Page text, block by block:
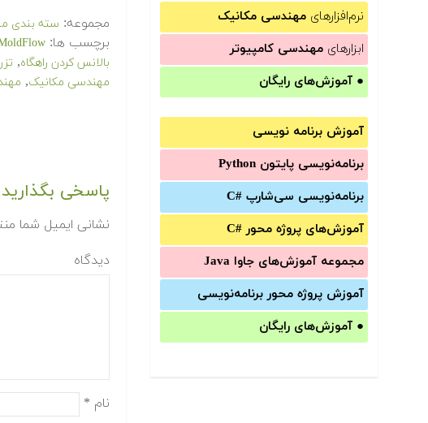
نرم‌افزارهای مهندسی مکانیک
ابزارهای مهندسی کامپیوتر
● آموزش‌های رایگان
آموزش برنامه نویسی
برنامه‌نویسی پایتون Python
برنامه‌‌نویسی سی‌شارپ C#‎
آموزش‌های پروژه محور #C
مجموعه آموزش‌های جاوا Java
آموزش‌ پروژه محور برنامه‌نویسی
● آموزش‌های رایگان
مجموعه: سته بندی
برچسب ها:
بالانس کردن راهگاه,
مهندسی مکانیک,
پاسخی بگذارید
نشانی ایمیل شما
دیدگاه
نام *